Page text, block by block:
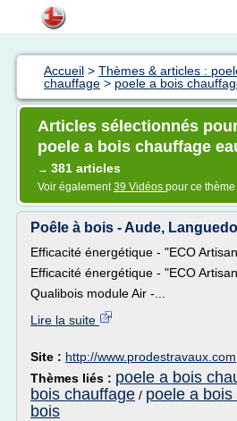
Accueil > Thèmes & articles :
chauffage > poele a bois
Articles sélectionnés
poele a bois chauffage
→ 381 articles
Voir également39 Vidéos pour ce thème
Poêle à bois - Aude,
Efficacité énergétique - "ECO
Efficacité énergétique - "ECO
Qualibois module Air -...
Lire la suite
Site : http://www.prodestravaux.com
Thèmes liés : poele a bois
bois chauffage / poele a bois
bois